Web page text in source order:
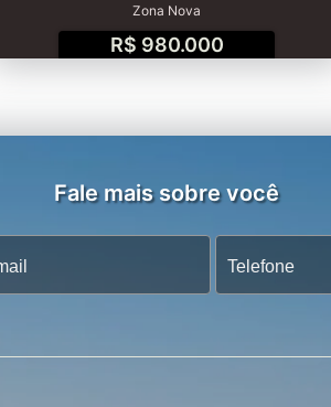
Zona Nova
R$ 980.000
Fale mais sobre você